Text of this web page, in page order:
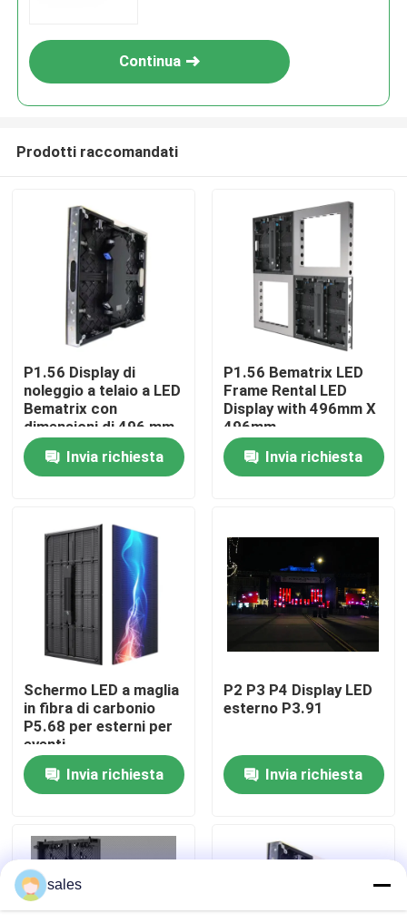
Casa.
Prodotti
Su di noi
Visita alla fabbrica
Controllo della qualità
Contattaci
Notizie
Chiedi un preventivo
Esposizione principale colore pieno all'aperto
Continua
Prodotti raccomandati
P1.56 Display di
noleggio a telaio a LED
Bematrix con
dimensioni di 496 mm
x 496 mm e tecnologia
GOB
Invia richiesta
P1.56 Bematrix LED
Frame Rental LED
Display with 496mm X
496mm
Invia richiesta
Schermo LED a maglia
in fibra di carbonio
P5.68 per esterni per
eventi
Invia richiesta
P2 P3 P4 Display LED
esterno P3.91
Invia richiesta
sales